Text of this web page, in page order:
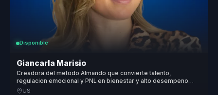
Disponible
Giancarla Marisio
Creadora del metodo Almando que convierte talento,
regulacion emocional y PNL en bienestar y alto desempeno
para lideres.
US